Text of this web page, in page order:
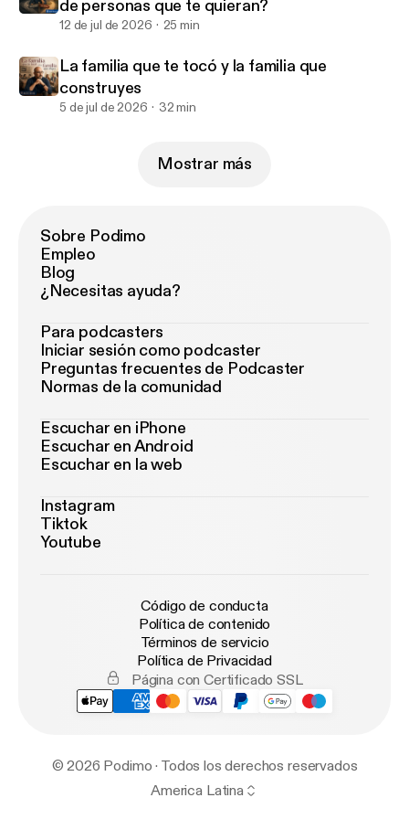
de personas que te quieran?
12 de jul de 2026 25 min
La familia que te tocó y la familia que
construyes
5 de jul de 2026 32 min
Mostrar más
Sobre Podimo
Empleo
Blog
¿Necesitas ayuda?
Para podcasters
Iniciar sesión como podcaster
Preguntas frecuentes de Podcaster
Normas de la comunidad
Escuchar en iPhone
Escuchar en Android
Escuchar en la web
Instagram
Tiktok
Youtube
Código de conducta
Política de contenido
Términos de servicio
Política de Privacidad
Página con Certificado SSL
© 2026 Podimo · Todos los derechos reservados
America Latina